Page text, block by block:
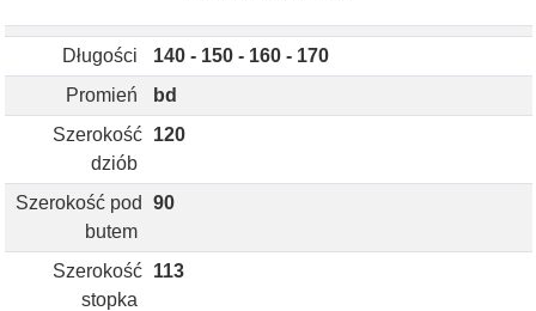
Długości
140 - 150 - 160 - 170
Promień
bd
Szerokość
dziób
120
Szerokość pod
butem
90
Szerokość
stopka
113